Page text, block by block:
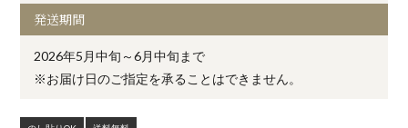
発送期間
2026年5月中旬～6月中旬まで
※お届け日のご指定を承ることはできません。